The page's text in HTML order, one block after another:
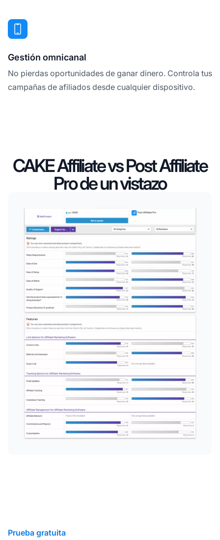
Gestión omnicanal
No pierdas oportunidades de ganar dinero. Controla tus
campañas de afiliados desde cualquier dispositivo.
CAKE Affiliate vs Post Affiliate
Pro de un vistazo
Prueba gratuita